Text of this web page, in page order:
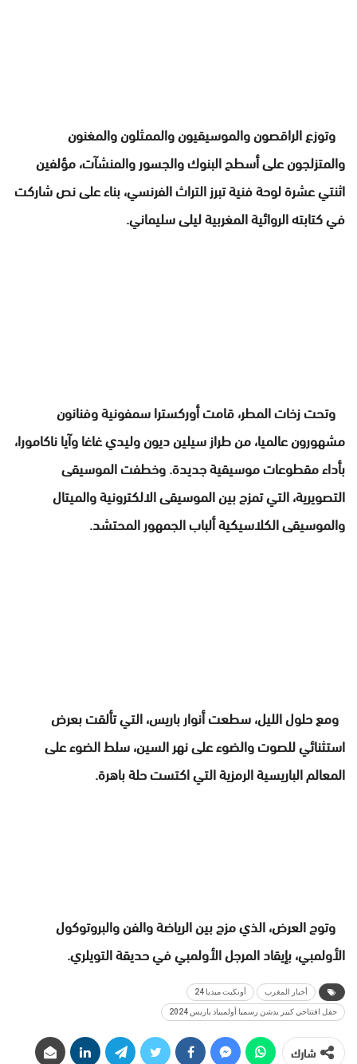
وتوزع الراقصون والموسيقيون والممثلون والمغنون
والمتزلجون على أسطح البنوك والجسور والمنشآت، مؤلفين
اثنتي عشرة لوحة فنية تبرز التراث الفرنسي، بناء على نص شاركت
في كتابته الروائية المغربية ليلى سليماني.
وتحت زخات المطر، قامت أوركسترا سمفونية وفنانون
مشهورون عالميا، من طراز سيلين ديون وليدي غاغا وآيا ناكامورا،
بأداء مقطوعات موسيقية جديدة. وخطفت الموسيقى
التصويرية، التي تمزج بين الموسيقى الالكترونية والميتال
والموسيقى الكلاسيكية ألباب الجمهور المحتشد.
ومع حلول الليل، سطعت أنوار باريس، التي تألقت بعرض
استثنائي للصوت والضوء على نهر السين، سلط الضوء على
المعالم الباريسية الرمزية التي اكتست حلة باهرة.
وتوج العرض، الذي مزج بين الرياضة والفن والبروتوكول
الأولمبي، بإيقاد المرجل الأولمبي في حديقة التويلري.
أخبار المغرب أونكيت ميديا 24
حفل افتتاحي كبير يدشن رسميا أولمبياد باريس 2024
شارك